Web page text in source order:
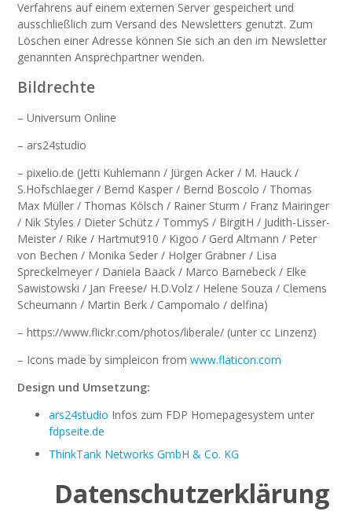
Verfahrens auf einem externen Server gespeichert und
ausschließlich zum Versand des Newsletters genutzt. Zum
Löschen einer Adresse können Sie sich an den im Newsletter
genannten Ansprechpartner wenden.
Bildrechte
– Universum Online
– ars24studio
– pixelio.de (Jetti Kuhlemann / Jürgen Acker / M. Hauck /
S.Hofschlaeger / Bernd Kasper / Bernd Boscolo / Thomas
Max Müller / Thomas Kölsch / Rainer Sturm / Franz Mairinger
/ Nik Styles / Dieter Schütz / TommyS / BirgitH / Judith-Lisser-
Meister / Rike / Hartmut910 / Kigoo / Gerd Altmann / Peter
von Bechen / Monika Seder / Holger Gräbner / Lisa
Spreckelmeyer / Daniela Baack / Marco Barnebeck / Elke
Sawistowski / Jan Freese/ H.D.Volz / Helene Souza / Clemens
Scheumann / Martin Berk / Campomalo / delfina)
– https://www.flickr.com/photos/liberale/ (unter cc Linzenz)
– Icons made by simpleicon fromwww.flaticon.com
Design und Umsetzung:
ars24studio Infos zum FDP Homepagesystem unter
fdpseite.de
ThinkTank Networks GmbH & Co. KG
Datenschutzerklärung